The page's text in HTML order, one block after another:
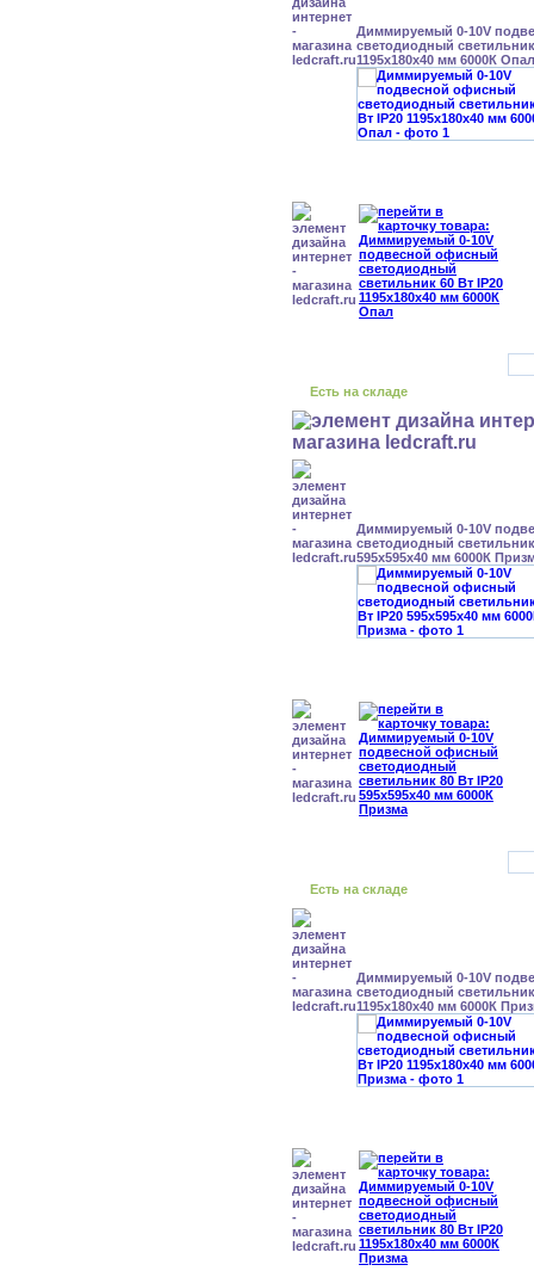
Диммируемый 0-10V
светодиодный
1195x180x40 мм 6000К Опал
Есть на складе
Диммируемый 0-10V
светодиодный
595x595x40 мм 6000К
Есть на складе
Диммируемый 0-10V
светодиодный
1195x180x40 мм 6000К